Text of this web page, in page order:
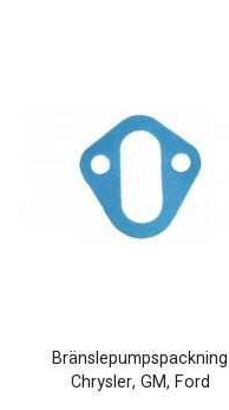
Bränslepumpspackning
Chrysler, GM, Ford